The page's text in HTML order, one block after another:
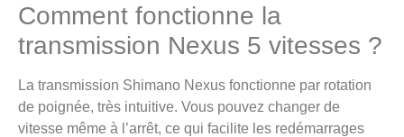
Comment fonctionne la
transmission Nexus 5 vitesses ?
La transmission Shimano Nexus fonctionne par rotation
de poignée, très intuitive. Vous pouvez changer de
vitesse même à l’arrêt, ce qui facilite les redémarrages